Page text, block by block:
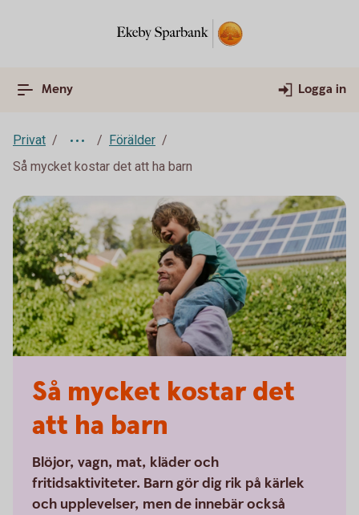
Meny Logga in
Privat
Förälder
Så mycket kostar det att ha barn
Så mycket kostar det
att ha barn
Blöjor, vagn, mat, kläder och
fritidsaktiviteter. Barn gör dig rik på kärlek
och upplevelser, men de innebär också